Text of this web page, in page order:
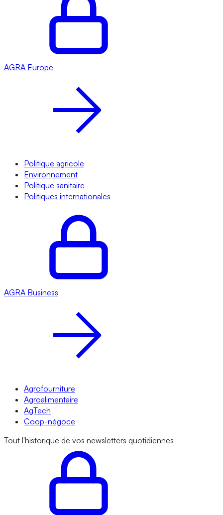
AGRA Europe
Politique agricole
Environnement
Politique sanitaire
Politiques internationales
AGRA Business
Agrofourniture
Agroalimentaire
AgTech
Coop-négoce
Tout l'historique de vos newsletters quotidiennes